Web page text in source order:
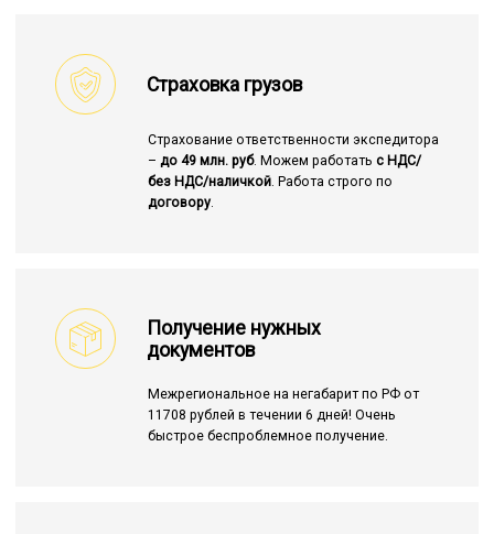
Страховка грузов
Страхование ответственности экспедитора
– до 49 млн. руб. Можем работать с НДС/
без НДС/наличкой. Работа строго по
договору.
Получение нужных
документов
Межрегиональное на негабарит по РФ от
11708 рублей в течении 6 дней! Очень
быстрое беспроблемное получение.